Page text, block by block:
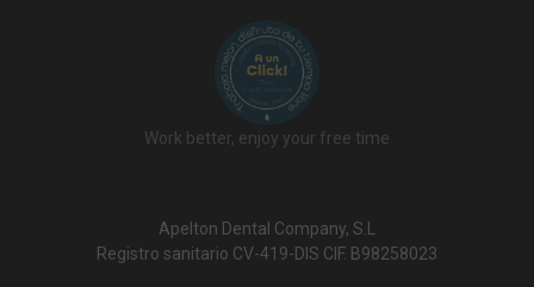
Work better, enjoy your free time
Apelton Dental Company, S.L
Registro sanitario CV-419-DIS CIF. B98258023